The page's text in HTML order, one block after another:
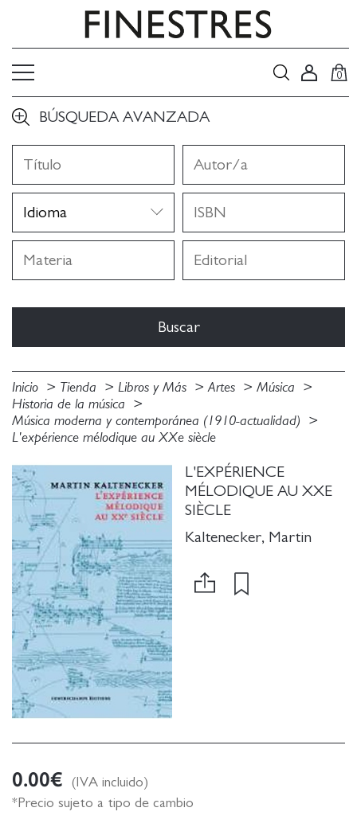
0
BÚSQUEDA AVANZADA
Inicio Tienda Libros y Más Artes
Música
Historia de la música
Música moderna y contemporánea (1910-actualidad)
L'expérience mélodique au XXe siècle
L'EXPÉRIENCE
MÉLODIQUE AU XXE
SIÈCLE
Kaltenecker, Martin
0.00€
(IVA incluido)
*Precio sujeto a tipo de cambio